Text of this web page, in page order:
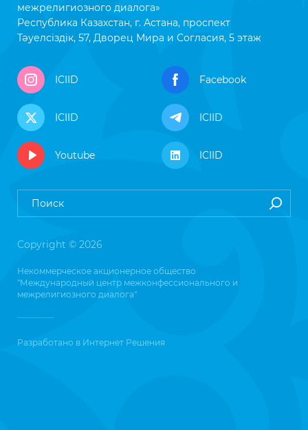
межрелигиозного диалога»
Республика Казахстан, г. Астана, проспект
Тәуелсіздік, 57, Дворец Мира и Согласия, 5 этаж
ICIID Facebook
ICIID ICIID
Youtube ICIID
Copyright © 2026
Некоммерческое акционерное общество
"Международный центр межконфессионального и
межрелигиозного диалога"
Разработано в Интернет Решения